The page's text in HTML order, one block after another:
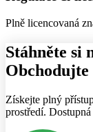
Plně licencovaná
Stáhněte si
Získejte plný
prostředí.